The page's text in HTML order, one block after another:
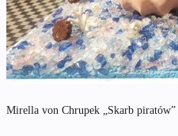
Mirella von Chrupek „Skarb piratów”